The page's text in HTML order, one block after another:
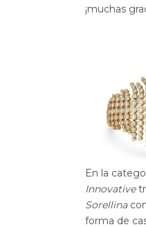
¡muchas
En la
Innovative
Sorellina
forma de